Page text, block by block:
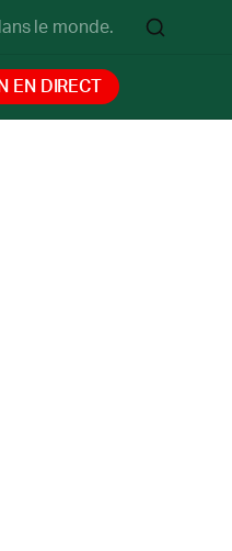
le monde.
EN DIRECT